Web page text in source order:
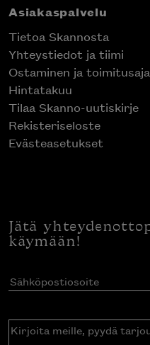
Asiakaspalvelu
Tietoa Skannosta
Yhteystiedot ja tiimi
Ostaminen ja
Hintatakuu
Tilaa Skanno-uutiskirje
Rekisteriseloste
Evästeasetukset
Jätä
käymään!
Sähköpostiosoite(Pakollinen)
Kirjoita